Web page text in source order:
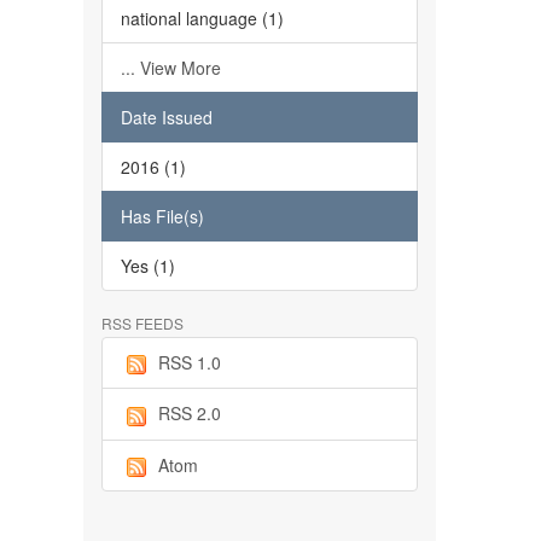
national language (1)
... View More
Date Issued
2016 (1)
Has File(s)
Yes (1)
RSS FEEDS
RSS 1.0
RSS 2.0
Atom